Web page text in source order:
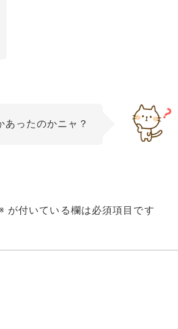
あったのかニャ？
が付いている欄は必須項目です